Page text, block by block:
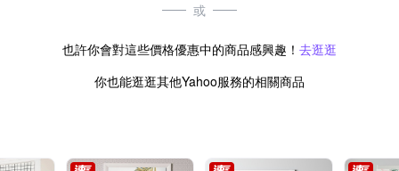
或
也許你會對這些價格優惠中的商品感興趣！ 去逛逛
你也能逛逛其他Yahoo服務的相關商品